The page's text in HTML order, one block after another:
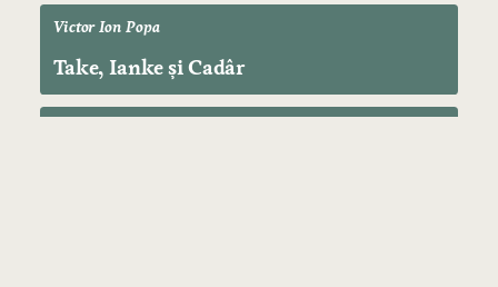
Victor Ion Popa
Take, Ianke și Cadâr